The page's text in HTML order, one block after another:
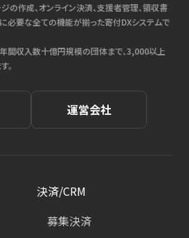
の作成、オンライン決済、支援者管理、領収書
必要な全ての機能が揃った寄付DXシステムで
間収入数十億円規模の団体まで、3,000以上
。
運営会社
決済/CRM
募集決済